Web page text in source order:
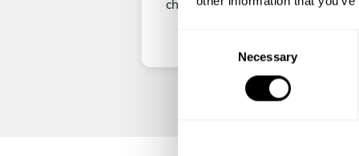
Necessary
chef privado.